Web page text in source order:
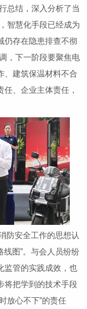
总结，深入分析了当
智慧化手段已经成为
仍存在隐患排查不彻
，下一阶段要聚焦电
、建筑保温材料不合
、企业主体责任，
安全工作的思想认
线图”。与会人员纷纷
监管的实践成效，也
将把学到的技术手段
放心不下”的责任